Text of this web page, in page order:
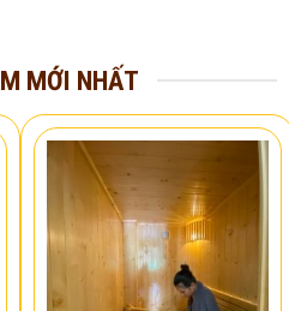
MỚI NHẤT